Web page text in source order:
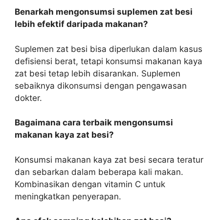
Benarkah mengonsumsi suplemen zat besi
lebih efektif daripada makanan?
Suplemen zat besi bisa diperlukan dalam kasus
defisiensi berat, tetapi konsumsi makanan kaya
zat besi tetap lebih disarankan. Suplemen
sebaiknya dikonsumsi dengan pengawasan
dokter.
Bagaimana cara terbaik mengonsumsi
makanan kaya zat besi?
Konsumsi makanan kaya zat besi secara teratur
dan sebarkan dalam beberapa kali makan.
Kombinasikan dengan vitamin C untuk
meningkatkan penyerapan.